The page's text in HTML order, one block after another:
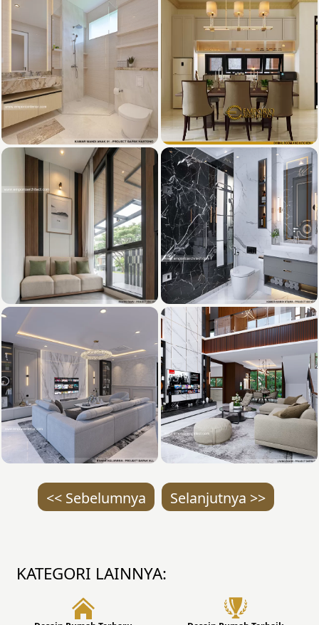
<< Sebelumnya Selanjutnya >>
KATEGORI LAINNYA: